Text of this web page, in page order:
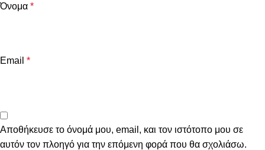
Όνομα *
Email *
Αποθήκευσε το όνομά μου, email, και τον ιστότοπο μου σε
αυτόν τον πλοηγό για την επόμενη φορά που θα σχολιάσω.